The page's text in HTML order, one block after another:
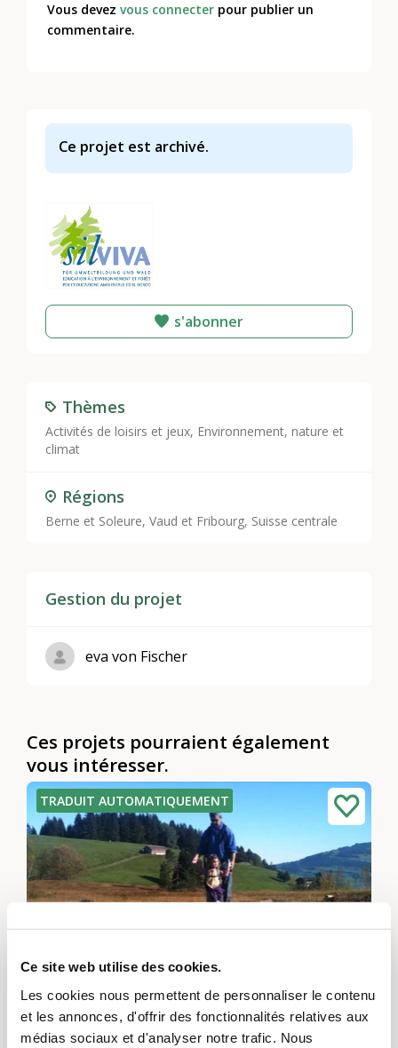
Ce site web utilise des cookies.
Les cookies nous permettent de personnaliser le contenu
et les annonces, d'offrir des fonctionnalités relatives aux
médias sociaux et d'analyser notre trafic. Nous
Ce projet est archivé.
s'abonner
Thèmes
Activités de loisirs et jeux, Environnement, nature et
climat
Régions
Berne et Soleure,Vaud et Fribourg, Suisse centrale
Gestion du projet
eva von Fischer
Vous devezvous connecter pour publier un
commentaire.
Ces projets pourraient également
vous intéresser.
TRADUIT AUTOMATIQUEMENT
Spielschweiz